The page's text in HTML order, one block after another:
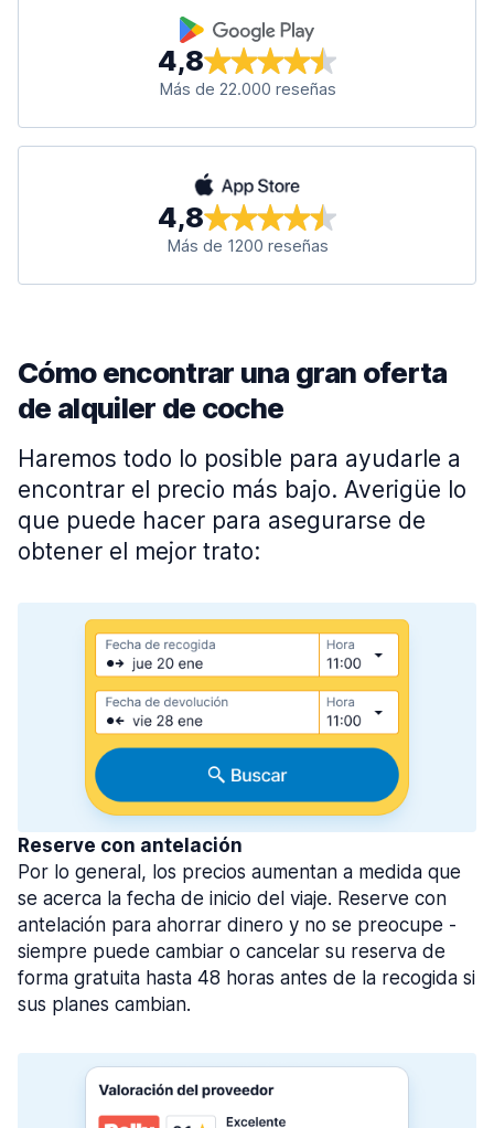
4,8
Más de 22.000 reseñas
4,8
Más de 1200 reseñas
Cómo encontrar una gran oferta
de alquiler de coche
Haremos todo lo posible para ayudarle a
encontrar el precio más bajo. Averigüe lo
que puede hacer para asegurarse de
obtener el mejor trato:
Reserve con antelación
Por lo general, los precios aumentan a medida que
se acerca la fecha de inicio del viaje. Reserve con
antelación para ahorrar dinero y no se preocupe -
siempre puede cambiar o cancelar su reserva de
forma gratuita hasta 48 horas antes de la recogida si
sus planes cambian.